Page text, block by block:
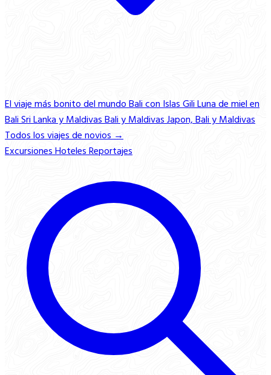
El viaje más bonito del mundoBali con Islas GiliLuna de miel en
BaliSri Lanka y MaldivasBali y MaldivasJapon, Bali y Maldivas
Todos los viajes de novios →
ExcursionesHotelesReportajes